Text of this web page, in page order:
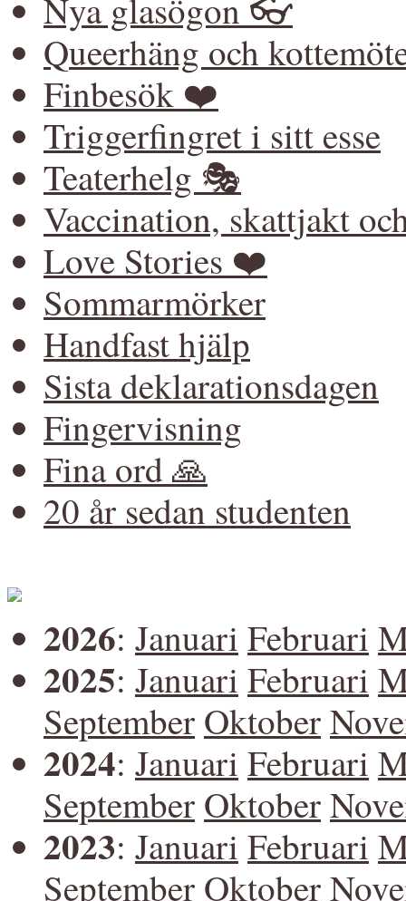
Nya glasögon 👓
Queerhäng och
Finbesök ❤️
Triggerfingret i sitt esse
Teaterhelg 🎭
Vaccination, skattjakt
Love Stories ❤️
Sommarmörker
Handfast hjälp
Sista deklarationsdagen
Fingervisning
Fina ord 🙏
20 år sedan studenten
2026: Januari Februari
2025: Januari Februari
September Oktober
2024: Januari Februari
September Oktober
2023: Januari Februari
September Oktober